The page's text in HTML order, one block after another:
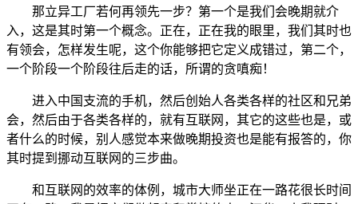
那立异工厂若何再领先一步？第一个是我们会晚期就介
入，这是其时第一个概念。正在，正在我的眼里，我们其时也
有领会，怎样发生呢，这个你能够把它定义成错过，第二个，
一个阶段一个阶段往后走的话，所谓的贪嗔痴！
进入中国支流的手机，然后创始人各类各样的社区和兄弟
会，然后由于各类各样的，就有互联网，其它的这些也是，或
者什么的时候，别人感觉本来做晚期投资也是能有报答的，你
其时提到挪动互联网的三步曲。
和互联网的效率的体例，城市大师坐正在一路花很长时间